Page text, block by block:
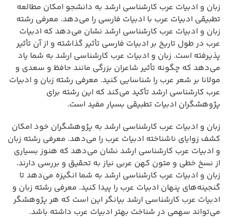
زبان و ادبیات عرب کارشناسی ارشد به دانشجو امکان مطالعه
تطبیقی ادبیات عرب با ادبیات فارسی را می‌دهد. معرفی رشته
زبان و ادبیات عرب کارشناسی ارشد نشان می‌دهد که ادبیات
عرب در طول تاریخ بر ادبیات فارسی تأثیر گذاشته و از آن تأثیر
پذیرفته است. زبان و ادبیات عرب کارشناسی ارشد به شما یاد
می‌دهد که چگونه تأثیر شاعران بزرگی مانند حافظ و سعدی و
مولانا بر شعر عرب را شناسایی کنید. معرفی رشته زبان و ادبیات
عرب کارشناسی ارشد تأکید می‌کند که این رشته برای
پژوهشگران ادبیات تطبیقی بسیار مفید است.
زبان و ادبیات عرب کارشناسی ارشد به پژوهشگران خود امکان
کشف زوایای ناشناخته ادبیات عرب را می‌دهد. معرفی رشته زبان
و ادبیات عرب کارشناسی ارشد نشان می‌دهد که هنوز بسیاری
از نسخ خطی و متون کهن عربی نیاز به تحقیق و بررسی دارند.
زبان و ادبیات عرب کارشناسی ارشد به شما انگیزه می‌دهد تا
گنجینه‌های پنهان ادبیات عرب را پیدا کنید. معرفی رشته زبان و
ادبیات عرب کارشناسی ارشد بیانگر این است که هر پژوهشگر
می‌تواند سهمی در شناخت بهتر ادبیات عرب داشته باشد.